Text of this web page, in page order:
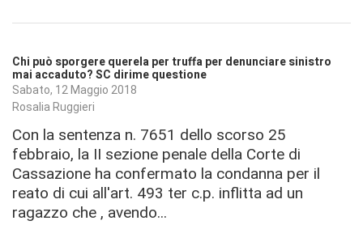
Chi può sporgere querela per truffa per denunciare sinistro
mai accaduto? SC dirime questione
Sabato, 12 Maggio 2018
Rosalia Ruggieri
Con la sentenza n. 7651 dello scorso 25
febbraio, la II sezione penale della Corte di
Cassazione ha confermato la condanna per il
reato di cui all'art. 493 ter c.p. inflitta ad un
ragazzo che , avendo...